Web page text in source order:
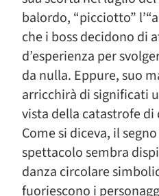
balordo, “picciotto”
che i boss decidono di
d’esperienza per
da nulla. Eppure, suo
arricchirà di significati
vista della catastrofe di
Come si diceva, il
spettacolo sembra
danza circolare
fuoriescono i